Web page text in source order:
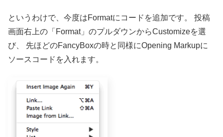
というわけで、今度はFormatにコードを追加です。
投稿
画面右上の「Format」のプルダウンからCustomizeを選
び、
先ほどのFancyBoxの時と同様にOpening Markupに
ソースコードを入れます。